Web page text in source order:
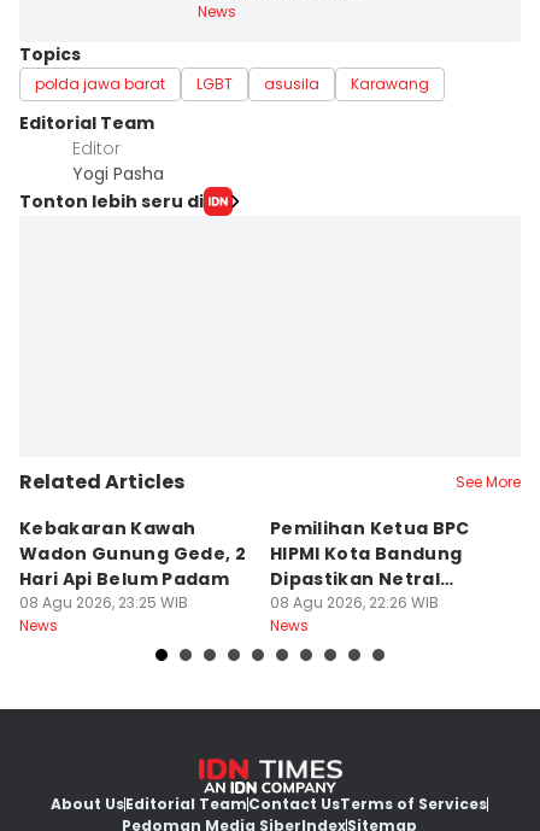
News
Topics
polda jawa barat LGBT asusila Karawang
Editorial Team
Editor
Yogi Pasha
Tonton lebih seru di
Related Articles See More
Kebakaran Kawah
Wadon Gunung Gede, 2
Hari Api Belum Padam
08 Agu 2026, 23:25 WIB
News
Pemilihan Ketua BPC
HIPMI Kota Bandung
Dipastikan Netral
Tanpa Tekanan
08 Agu 2026, 22:26 WIB
News
About UsEditorial TeamContact UsTerms of Services
Pedoman Media SiberIndexSitemap